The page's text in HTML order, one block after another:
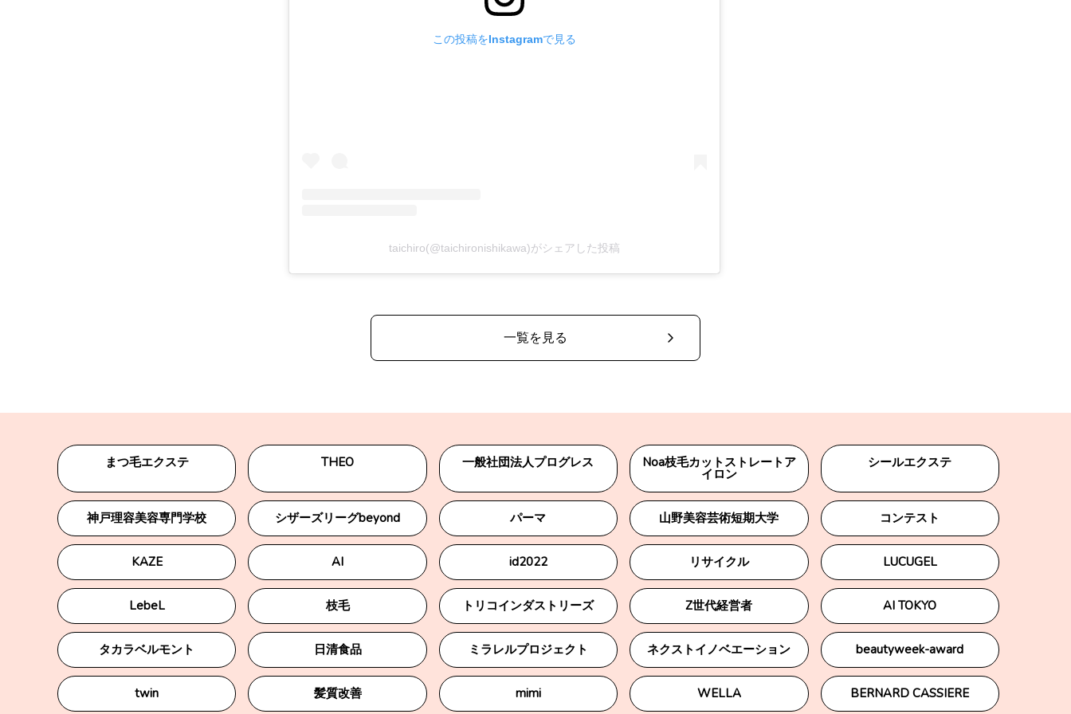
この投稿をInstagramで見る
taichiro(@taichironishikawa)がシェアした投稿
一覧を見る
まつ毛エクステ THEO 一般社団法人プログレス Noa枝毛カットストレートア
イロン
シールエクステ
神戸理容美容専門学校 シザーズリーグbeyond パーマ 山野美容芸術短期大学 コンテスト
KAZE AI id2022 リサイクル LUCUGEL
LebeL 枝毛 トリコインダストリーズ Z世代経営者 AI TOKYO
タカラベルモント 日清食品 ミラレルプロジェクト ネクストイノベエーション beautyweek-award
twin 髪質改善 mimi WELLA BERNARD CASSIERE